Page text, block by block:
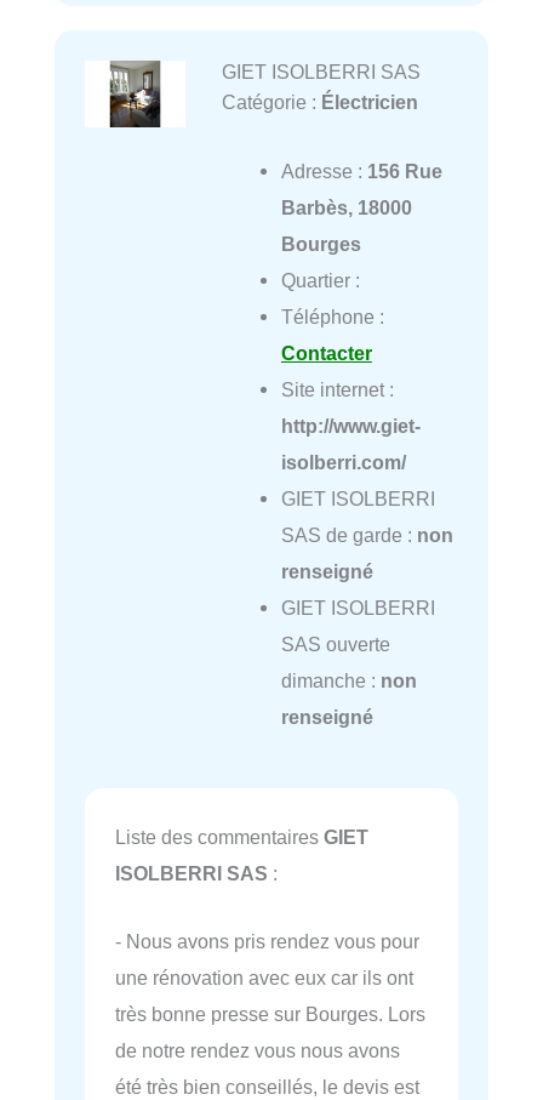
GIET ISOLBERRI SAS
Catégorie : Électricien
Adresse : 156 Rue
Barbès, 18000
Bourges
Quartier :
Téléphone :
Contacter
Site internet :
http://www.giet-
isolberri.com/
GIET ISOLBERRI
SAS de garde : non
renseigné
GIET ISOLBERRI
SAS ouverte
dimanche : non
renseigné
Liste des commentaires GIET
ISOLBERRI SAS :
- Nous avons pris rendez vous pour
une rénovation avec eux car ils ont
très bonne presse sur Bourges. Lors
de notre rendez vous nous avons
été très bien conseillés, le devis est